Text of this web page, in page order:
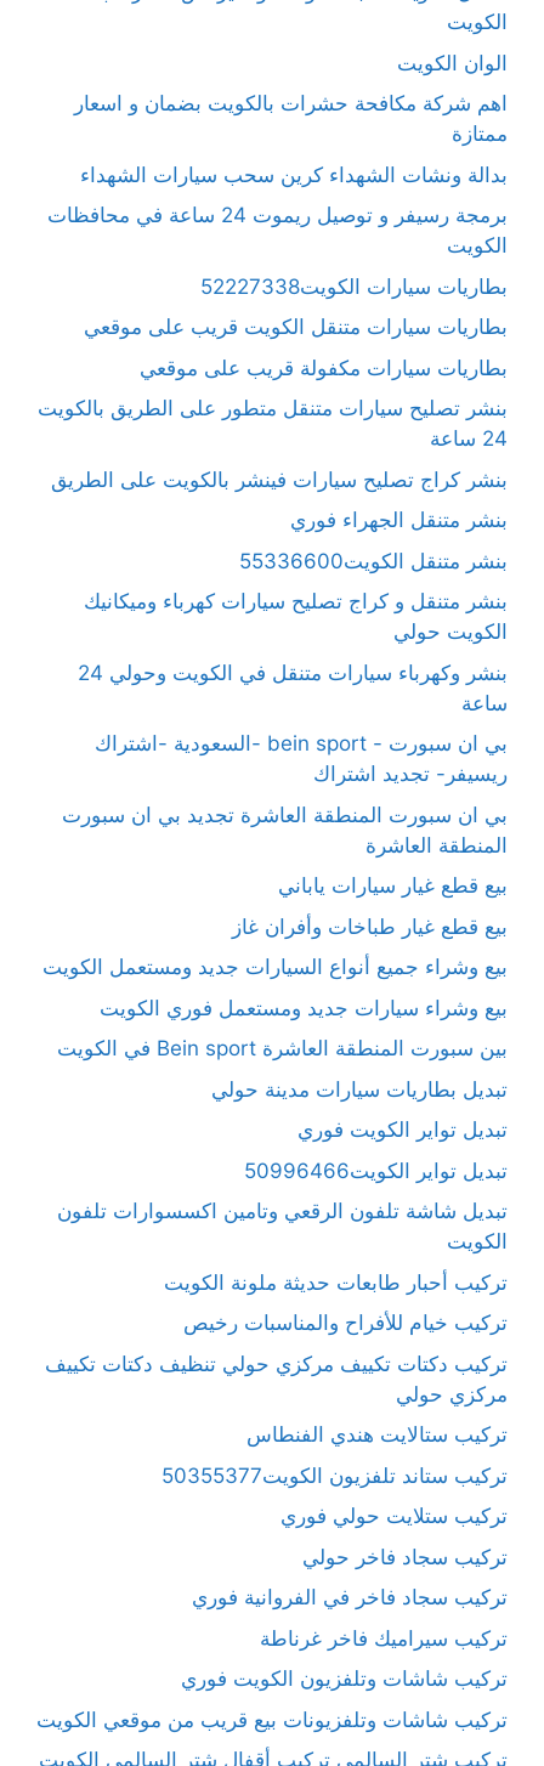
الكويت
الوان الكويت
اهم شركة مكافحة حشرات بالكويت بضمان و اسعار
ممتازة
بدالة ونشات الشهداء كرين سحب سيارات الشهداء
برمجة رسيفر و توصيل ريموت 24 ساعة في محافظات
الكويت
بطاريات سيارات الكويت52227338
بطاريات سيارات متنقل الكويت قريب على موقعي
بطاريات سيارات مكفولة قريب على موقعي
بنشر تصليح سيارات متنقل متطور على الطريق بالكويت
24 ساعة
بنشر كراج تصليح سيارات فينشر بالكويت على الطريق
بنشر متنقل الجهراء فوري
بنشر متنقل الكويت55336600
بنشر متنقل و كراج تصليح سيارات كهرباء وميكانيك
الكويت حولي
بنشر وكهرباء سيارات متنقل في الكويت وحولي 24
ساعة
بي ان سبورت - bein sport -السعودية -اشتراك
ريسيفر- تجديد اشتراك
بي ان سبورت المنطقة العاشرة تجديد بي ان سبورت
المنطقة العاشرة
بيع قطع غيار سيارات ياباني
بيع قطع غيار طباخات وأفران غاز
بيع وشراء جميع أنواع السيارات جديد ومستعمل الكويت
بيع وشراء سيارات جديد ومستعمل فوري الكويت
بين سبورت المنطقة العاشرة Bein sport في الكويت
تبديل بطاريات سيارات مدينة حولي
تبديل تواير الكويت فوري
تبديل تواير الكويت50996466
تبديل شاشة تلفون الرقعي وتامين اكسسوارات تلفون
الكويت
تركيب أحبار طابعات حديثة ملونة الكويت
تركيب خيام للأفراح والمناسبات رخيص
تركيب دكتات تكييف مركزي حولي تنظيف دكتات تكييف
مركزي حولي
تركيب ستالايت هندي الفنطاس
تركيب ستاند تلفزيون الكويت50355377
تركيب ستلايت حولي فوري
تركيب سجاد فاخر حولي
تركيب سجاد فاخر في الفروانية فوري
تركيب سيراميك فاخر غرناطة
تركيب شاشات وتلفزيون الكويت فوري
تركيب شاشات وتلفزيونات بيع قريب من موقعي الكويت
تركيب شتر السالمي تركيب أقفال شتر السالمي الكويت